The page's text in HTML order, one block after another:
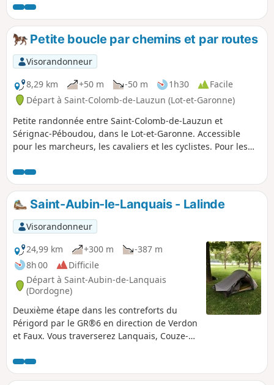
compagnons à quatre pattes. Prévoir des bottes pour le
passage d'un gué en hiver.
Petite boucle par chemins et par routes
Visorandonneur
8,29 km
+50 m -50 m 1h30
Facile
Départ à Saint-Colomb-de-Lauzun (Lot-et-Garonne)
Petite randonnée entre Saint-Colomb-de-Lauzun et
Sérignac-Péboudou, dans le Lot-et-Garonne. Accessible
pour les marcheurs, les cavaliers et les cyclistes. Pour les
approximativement une heure/une heure trente.
Saint-Aubin-le-Lanquais - Lalinde
Visorandonneur
24,99 km
+300 m
-387 m
8h 00
Difficile
Départ à Saint-Aubin-de-Lanquais
(Dordogne)
Deuxième étape dans les contreforts du
Périgord par le GR®6 en direction de Verdon
et Faux. Vous traverserez Lanquais, Couze-
déclassé.